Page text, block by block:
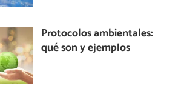
Protocolos ambientales:
qué son y ejemplos